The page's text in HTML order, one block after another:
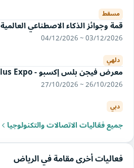
مسقط
قمة وجوائز الذكاء الاصطناعي العالمية
03/12/2026 ~ 04/12/2026
دلهي
معرض فيجن بلس إكسبو - VisionPlus Expo
26/10/2026 ~ 27/10/2026
دبي
جميع فعّاليات الاتصالات والتكنولوجيا
فعاليات أخرى مقامة في الرياض